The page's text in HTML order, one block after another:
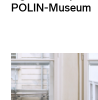
POLIN-Museum